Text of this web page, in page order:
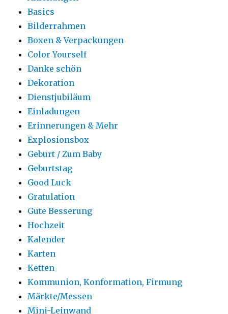
Basics
Bilderrahmen
Boxen & Verpackungen
Color Yourself
Danke schön
Dekoration
Dienstjubiläum
Einladungen
Erinnerungen & Mehr
Explosionsbox
Geburt / Zum Baby
Geburtstag
Good Luck
Gratulation
Gute Besserung
Hochzeit
Kalender
Karten
Ketten
Kommunion, Konformation, Firmung
Märkte/Messen
Mini-Leinwand